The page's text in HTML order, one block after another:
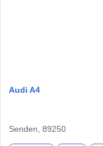
Audi A4
Senden, 89250